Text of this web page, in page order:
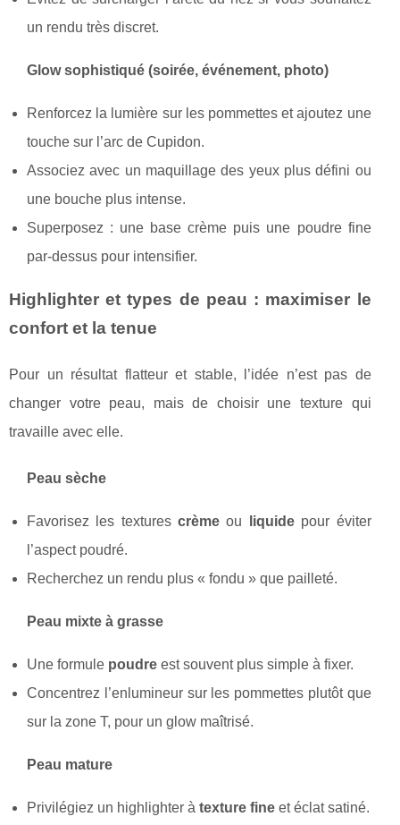
un rendu très discret.
Glow sophistiqué (soirée, événement, photo)
Renforcez la lumière sur les pommettes et ajoutez une
touche sur l’arc de Cupidon.
Associez avec un maquillage des yeux plus défini ou
une bouche plus intense.
Superposez : une base crème puis une poudre fine
par-dessus pour intensifier.
Highlighter et types de peau : maximiser le
confort et la tenue
Pour un résultat flatteur et stable, l’idée n’est pas de
changer votre peau, mais de choisir une texture qui
travaille avec elle.
Peau sèche
Favorisez les texturescrème ou liquidepour éviter
l’aspect poudré.
Recherchez un rendu plus « fondu » que pailleté.
Peau mixte à grasse
Une formule poudre est souvent plus simple à fixer.
Concentrez l’enlumineur sur les pommettes plutôt que
sur la zone T, pour un glow maîtrisé.
Peau mature
Privilégiez un highlighter à texture fine et éclat satiné.